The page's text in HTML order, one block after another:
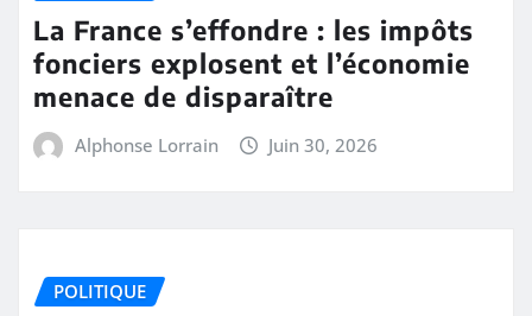
La France s’effondre : les impôts
fonciers explosent et l’économie
menace de disparaître
Alphonse Lorrain Juin 30, 2026
POLITIQUE